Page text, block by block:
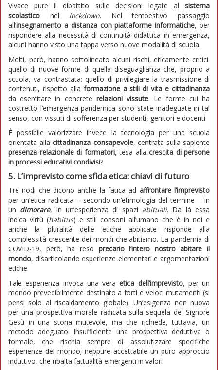
Vivace pure il dibattito sulle decisioni legate al sistema
scolastico nel lockdown. Nel tempestivo passaggio
all’insegnamento a distanza con piattaforme informatiche, per
rispondere alla necessità di continuità didattica in emergenza,
alcuni hanno visto una tappa verso nuove modalità di scuola.
Molti, però, hanno sottolineato alcuni rischi, eticamente critici:
quello di nuove forme di quella diseguaglianza che, proprio a
scuola, va contrastata; quello di privilegiare la trasmissione di
contenuti, rispetto alla formazione a stili di vita e cittadinanza
da esercitare in concrete relazioni vissute. Le forme cui ha
costretto l’emergenza pandemica sono state inadeguate in tal
senso, con vissuti di sofferenza per studenti, genitori e docenti.
È possibile valorizzare invece la tecnologia per una scuola
orientata alla cittadinanza consapevole, centrata sulla sapiente
presenza relazionale di formatori, tesa alla crescita di persone
in processi educativi condivisi?
5. L’imprevisto come sfida etica: chiavi di futuro
Tre nodi che dicono anche la fatica ad affrontare l’imprevisto
per un’etica radicata – secondo un’etimologia del termine – in
un dimorare, in un’esperienza di spazi abituali. Da là essa
indica virtù (habitus) e stili consoni all’umano che è in noi e
anche la pluralità delle etiche applicate risponde alla
complessità crescente dei mondi che abitiamo. La pandemia di
COVID-19, però, ha reso precario l’intero nostro abitare il
mondo, disarticolando esperienze elementari e argomentazioni
etiche.
Tale esperienza invoca una veraetica dell’imprevisto, per un
mondo prevedibilmente destinato a forti e veloci mutamenti (si
pensi solo al riscaldamento globale). Un’esigenza non nuova
per una prospettiva morale radicata sulla sequela del Signore
Gesù in una storia mutevole, ma che richiede, tuttavia, un
metodo adeguato. Insufficiente una prospettiva deduttiva o
formale, che rischia sempre di assolutizzare specifiche
esperienze del mondo; neppure accettabile un puro approccio
induttivo, che ribalta fattualità emergenti in valori.